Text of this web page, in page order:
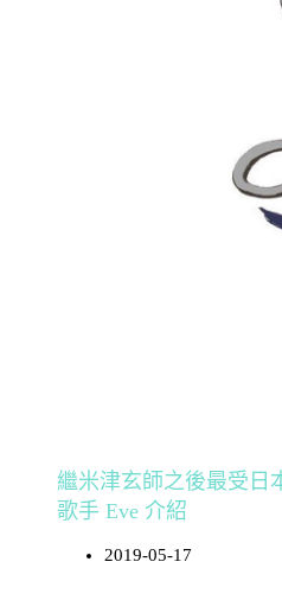
繼米津玄師之後最受日
歌手 Eve 介紹
2019-05-17